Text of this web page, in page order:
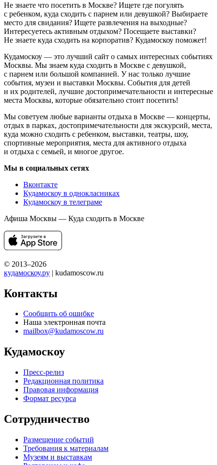
Не знаете что посетить в Москве? Ищете где погулять
с ребенком, куда сходить с парнем или девушкой? Выбираете
место для свидания? Ищете развлечения на выходные?
Интересуетесь активным отдыхом? Посещаете выставки?
Не знаете куда сходить на корпоратив? Кудамоскоу поможет!
Кудамоскоу — это лучший сайт о самых интересных событиях
Москвы. Мы знаем куда сходить в Москве с девушкой,
с парнем или большой компанией. У нас только лучшие
события, музеи и выставки Москвы. События для детей
и их родителей, лучшие достопримечательности и интересные
места Москвы, которые обязательно стоит посетить!
Мы советуем любые варианты отдыха в Москве — концерты,
отдых в парках, достопримечательности для экскурсий, места,
куда можно сходить с ребенком, выставки, театры, шоу,
спортивные мероприятия, места для активного отдыха
и отдыха с семьей, и многое другое.
Мы в социальных сетях
Вконтакте
Кудамоскоу в однокласниках
Кудамоскоу в телеграме
Афиша Москвы — Куда сходить в Москве
© 2013–2026
кудамоскоу.ру | kudamoscow.ru
Контакты
Сообщить об ошибке
Наша электронная почта
mailbox@kudamoscow.ru
Кудамоскоу
Пресс-релиз
Редакционная политика
Правовая информация
Формат ресурса
Сотрудничество
Размещение событий
Требования к материалам
Музеям и выставкам